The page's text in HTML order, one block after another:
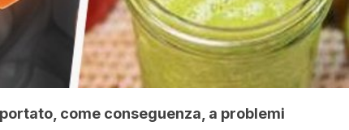
come conseguenza, a problemi